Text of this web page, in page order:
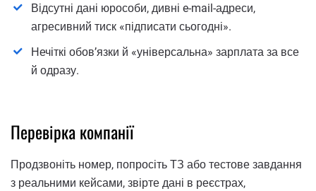
Відсутні дані юрособи, дивні e-mail-адреси,
агресивний тиск «підписати сьогодні».
Нечіткі обов’язки й «універсальна» зарплата за все
й одразу.
Перевірка компанії
Продзвоніть номер, попросіть ТЗ або тестове завдання
з реальними кейсами, звірте дані в реєстрах,